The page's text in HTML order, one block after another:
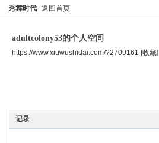
秀舞时代 返回首页
adultcolony53的个人空间
https://www.xiuwushidai.com/?2709161 [收藏]
记录